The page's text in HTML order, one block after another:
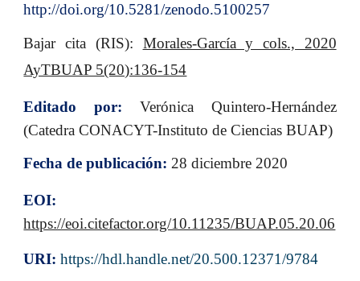
http://doi.org/10.5281/zenodo.5100257
Bajar cita (RIS): Morales-García y cols., 2020
AyTBUAP 5(20):136-154
Editado por: Verónica Quintero-Hernández
(Catedra CONACYT-Instituto de Ciencias BUAP)
Fecha de publicación: 28 diciembre 2020
EOI:
https://eoi.citefactor.org/10.11235/BUAP.05.20.06
URI: https://hdl.handle.net/20.500.12371/9784